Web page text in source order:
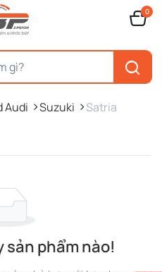
0
Audi Suzuki Satria
sản phẩm nào!